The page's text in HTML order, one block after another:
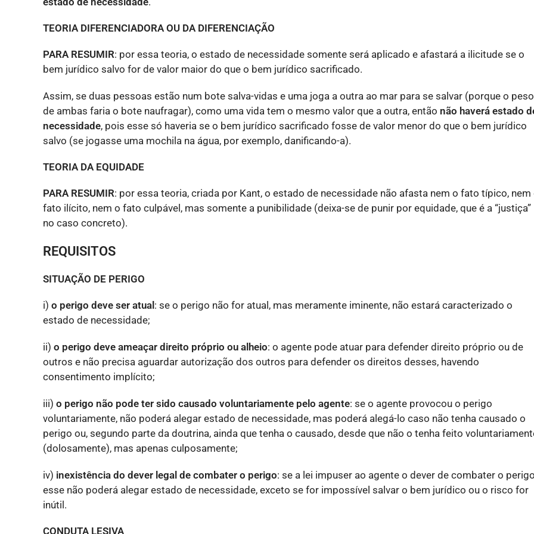
TEORIA DIFERENCIADORA OU DA DIFERENCIAÇÃO
PARA RESUMIR: por essa teoria, o estado de necessidade somente será aplicado e afastará a ilicitude se o
bem jurídico salvo for de valor maior do que o bem jurídico sacrificado.
Assim, se duas pessoas estão num bote salva-vidas e uma joga a outra ao mar para se salvar (porque o peso
de ambas faria o bote naufragar), como uma vida tem o mesmo valor que a outra, então não haverá estado
necessidade, pois esse só haveria se o bem jurídico sacrificado fosse de valor menor do que o bem jurídico
salvo (se jogasse uma mochila na água, por exemplo, danificando-a).
TEORIA DA EQUIDADE
PARA RESUMIR: por essa teoria, criada por Kant, o estado de necessidade não afasta nem o fato típico, nem
fato ilícito, nem o fato culpável, mas somente a punibilidade (deixa-se de punir por equidade, que é a “justiça”
no caso concreto).
REQUISITOS
SITUAÇÃO DE PERIGO
i) o perigo deve ser atual: se o perigo não for atual, mas meramente iminente, não estará caracterizado o
estado de necessidade;
ii) o perigo deve ameaçar direito próprio ou alheio: o agente pode atuar para defender direito próprio ou de
outros e não precisa aguardar autorização dos outros para defender os direitos desses, havendo
consentimento implícito;
iii) o perigo não pode ter sido causado voluntariamente pelo agente: se o agente provocou o perigo
voluntariamente, não poderá alegar estado de necessidade, mas poderá alegá-lo caso não tenha causado o
perigo ou, segundo parte da doutrina, ainda que tenha o causado, desde que não o tenha feito
(dolosamente), mas apenas culposamente;
iv) inexistência do dever legal de combater o perigo: se a lei impuser ao agente o dever de combater o
esse não poderá alegar estado de necessidade, exceto se for impossível salvar o bem jurídico ou o risco for
inútil.
CONDUTA LESIVA